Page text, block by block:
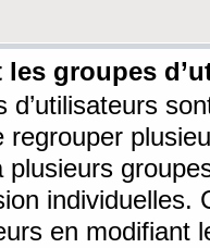
les groupes
d’utilisateurs
regrouper
plusieurs
individuelles.
en modifiant